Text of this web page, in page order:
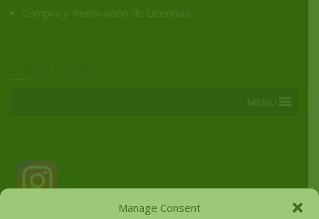
Manage Consent
Compra y Renovación de Licencias
MENU